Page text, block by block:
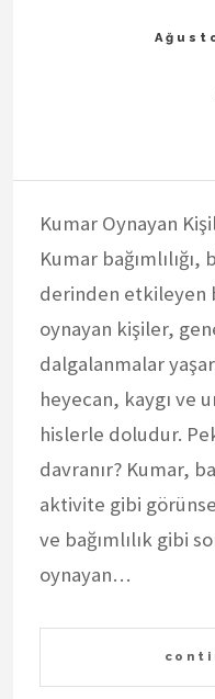
Kumar Oynayan
Kumar
derinden etkileyen
oynayan kişiler,
dalgalanmalar
heyecan, kaygı ve
hislerle doludur.
davranır? Kumar,
aktivite gibi
ve bağımlılık gibi
oynayan…